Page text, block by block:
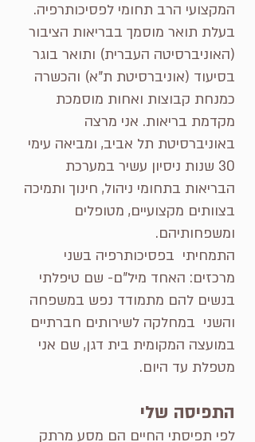
המקצועי הרב תחומי לפסיכותרפיה.
בעלת תואר מוסמך בבריאות הציבור
(האוניברסיטה העברית) ותואר בוגר
בסיעוד (אוניברסיטת ת"א) והכשרה
כמנחת קבוצות ואחות מוסמכת
מקדמת בריאות. אני מרצה
באוניברסיטת תל אביב, ומביאה עימי
30 שנות ניסיון עשיר במערכת
הבריאות בתחומי ניהול, חינוך ותמיכה
בצוותים מקצועיים, מטופלים
ומשפחותיהם.
התמחיתי בפסיכותרפיה בשני
מרכזים: האחד מיל"ם- שם טיפלתי
בנשים להם מתמודד נפש במשפחה
והשני במחלקה לשירותים חברתיים
במועצה המקומית בית דגן, שם אני
מטפלת עד היום.
התפיסה שלי
לפי תפיסתי החיים הם מסע מרתק